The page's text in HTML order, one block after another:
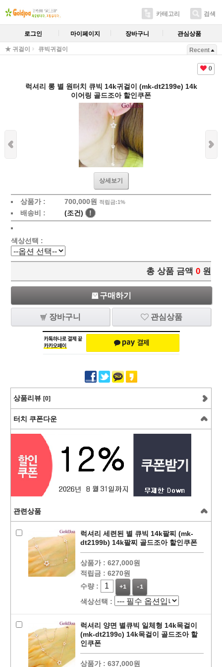
카테고리 검색
로그인 마이페이지 장바구니 관심상품
★ 귀걸이 큐빅귀걸이 Recent
0
럭셔리 롱 별 원터치 큐빅 14k귀걸이 (mk-dt2199e) 14k
이어링 골드조아 할인쿠폰
상세보기
상품가 : 700,000원 적립금:1%
배송비 : (조건) !
색상선택 :
총 상품 금액 0 원
구매하기
장바구니 관심상품
상품리뷰 [0]
터치 쿠폰다운
관련상품
럭셔리 세련된 별 큐빅 14k팔찌 (mk-
dt2199b) 14k팔찌 골드조아 할인쿠폰
상품가 : 627,000원
적립금 : 6270원
수량 :
+1 -1
색상선택 :
럭셔리 양면 별큐빅 일체형 14k목걸이
(mk-dt2199c) 14k목걸이 골드조아 할
인쿠폰
상품가 : 637,000원